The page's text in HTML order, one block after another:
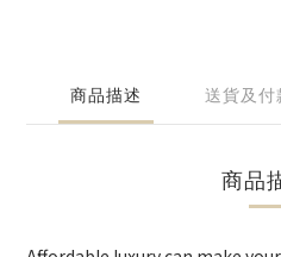
商品描述 送貨及付
商品